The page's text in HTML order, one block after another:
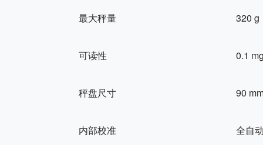
最大秤量 320 g
可读性 0.1
秤盘尺寸 90
内部校准 全自